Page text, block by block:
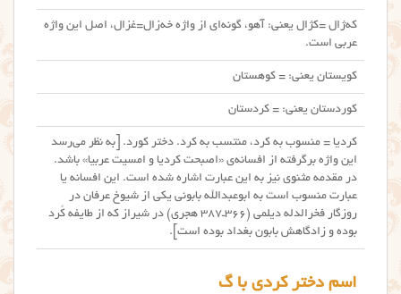
که‌ژال =کژال یعنی: آهو، گونه‌ای از واژه خه‌زال=غزال، اصل این واژه
عربی است.
کویستان یعنی: = کوهستان
کوردستان یعنی: = کردستان
کردیا = منسوب به کرد، منتسب به کرد. دختر کورد. [به نظر می‌رسد
این واژه برگرفته از افسانه‌ی «اصبحت کردیا و امسیت عربیا» باشد.
در مقدمه مثنوی نیز به این عبارت اشاره شده است. این افسانه یا
عبارت منسوب است به ابوعبدالله بابونی یکی از شیوخ عرفان در
روزگار فخرالدله دیلمی (۳۶۶ـ۳۸۷ هجری) در شیراز که از طایفه کُرد
بوده و زادگاهش بابون بغداد بوده است].
اسم دختر کردی با گ